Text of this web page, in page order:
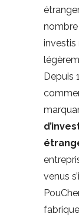
investis
Depuis
venus